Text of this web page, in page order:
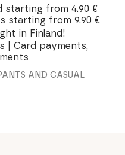
starting from 4.90 €
starting from 9.90 €
in Finland!
| Card payments,
AND CASUAL